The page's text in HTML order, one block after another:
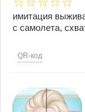
имитация
с самолета,
QR-код